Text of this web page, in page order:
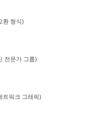
환 형식)
전문가 그룹)
트워크 그래픽)